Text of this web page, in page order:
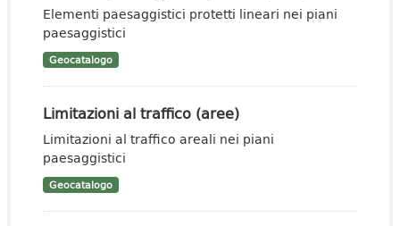
Elementi paesaggistici protetti lineari nei piani
paesaggistici
Geocatalogo
Limitazioni al traffico (aree)
Limitazioni al traffico areali nei piani
paesaggistici
Geocatalogo